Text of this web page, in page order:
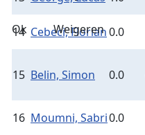
14 Cebeci, Florian0.0
15 Belin, Simon 0.0
16 Moumni, Sabri0.0
Ok Weigeren